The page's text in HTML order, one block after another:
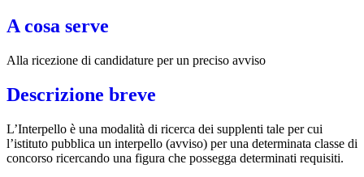
A cosa serve
Alla ricezione di candidature per un preciso avviso
Descrizione breve
L’Interpello è una modalità di ricerca dei supplenti tale per cui
l’istituto pubblica un interpello (avviso) per una determinata classe di
concorso ricercando una figura che possegga determinati requisiti.